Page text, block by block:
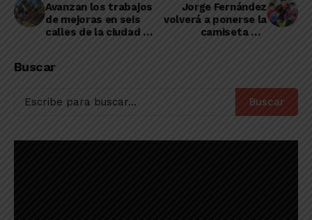
Avanzan los trabajos
de mejoras en seis
calles de la ciudad de
Jorge Fernández
volverá a ponerse la
camiseta del
Buscar
Buscar